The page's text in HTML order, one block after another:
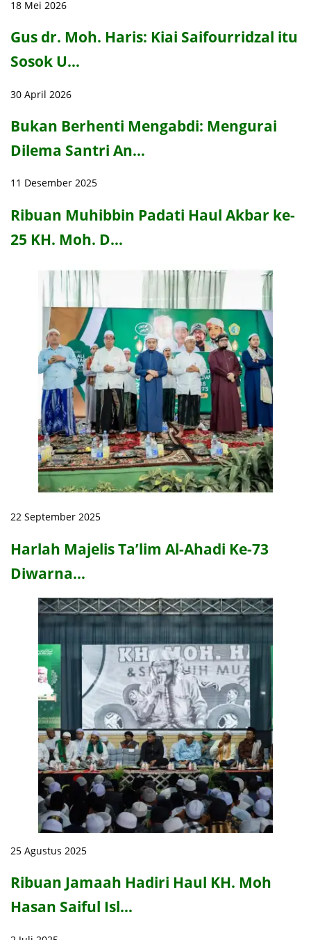
18 Mei 2026
Gus dr. Moh. Haris: Kiai Saifourridzal itu
Sosok U…
30 April 2026
Bukan Berhenti Mengabdi: Mengurai
Dilema Santri An…
11 Desember 2025
Ribuan Muhibbin Padati Haul Akbar ke-
25 KH. Moh. D…
22 September 2025
Harlah Majelis Ta’lim Al-Ahadi Ke-73
Diwarna…
25 Agustus 2025
Ribuan Jamaah Hadiri Haul KH. Moh
Hasan Saiful Isl…